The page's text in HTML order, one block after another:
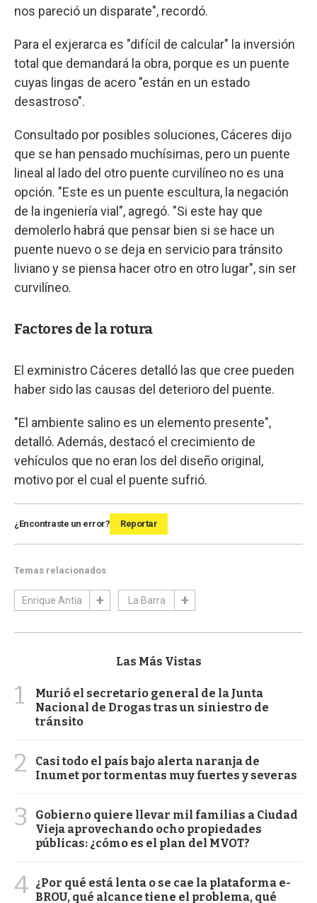
nos pareció un disparate", recordó.
Para el exjerarca es "difícil de calcular" la inversión
total que demandará la obra, porque es un puente
cuyas lingas de acero "están en un estado
desastroso".
Consultado por posibles soluciones, Cáceres dijo
que se han pensado muchísimas, pero un puente
lineal al lado del otro puente curvilíneo no es una
opción. "Este es un puente escultura, la negación
de la ingeniería vial", agregó. "Si este hay que
demolerlo habrá que pensar bien si se hace un
puente nuevo o se deja en servicio para tránsito
liviano y se piensa hacer otro en otro lugar", sin ser
curvilíneo.
Factores de la rotura
El exministro Cáceres detalló las que cree pueden
haber sido las causas del deterioro del puente.
"El ambiente salino es un elemento presente",
detalló. Además, destacó el crecimiento de
vehículos que no eran los del diseño original,
motivo por el cual el puente sufrió.
¿Encontraste un error? Reportar
Temas relacionados
Enrique Antía La Barra
Las Más Vistas
1
Murió el secretario general de la Junta
Nacional de Drogas tras un siniestro de
tránsito
2
Casi todo el país bajo alerta naranja de
Inumet por tormentas muy fuertes y severas
3
Gobierno quiere llevar mil familias a Ciudad
Vieja aprovechando ocho propiedades
públicas: ¿cómo es el plan del MVOT?
4 ¿Por qué está lenta o se cae la plataforma e-
BROU, qué alcance tiene el problema, qué